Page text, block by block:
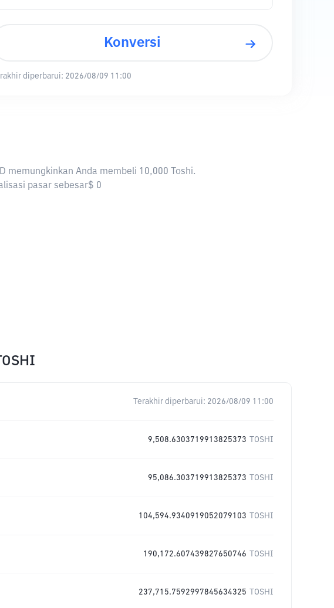
Konversi
diperbarui: 2026/08/09 11:00
memungkinkan Anda membeli 10,000 Toshi.
pasar sebesar$ 0
Terakhir diperbarui: 2026/08/09 11:00
9,508.6303719913825373 TOSHI
95,086.303719913825373 TOSHI
104,594.9340919052079103 TOSHI
190,172.607439827650746 TOSHI
237,715.7592997845634325 TOSHI